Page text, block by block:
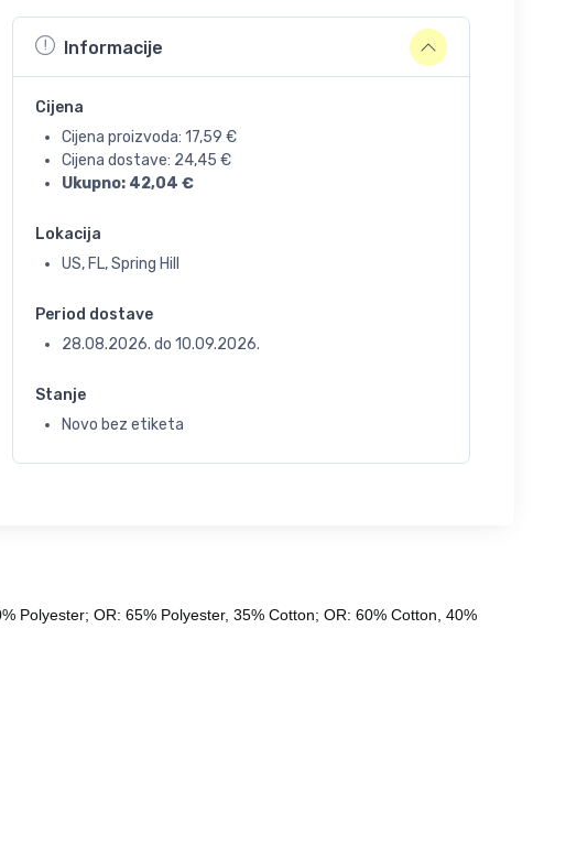
Informacije
Cijena
Cijena proizvoda: 17,59 €
Cijena dostave: 24,45 €
Ukupno: 42,04 €
Lokacija
US, FL, Spring Hill
Period dostave
28.08.2026. do 10.09.2026.
Stanje
Novo bez etiketa